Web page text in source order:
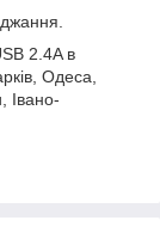
2.4A в
Одеса,
Івано-